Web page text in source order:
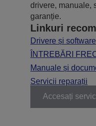
drivere, manuale,
garanție.
Linkuri
Drivere și software
ÎNTREBĂRI
Manuale și
Servicii reparații
Accesați